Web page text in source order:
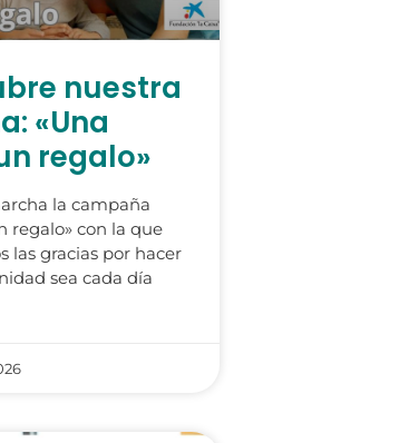
nuestra
«Una
regalo»
la campaña
regalo» con la que
las gracias por hacer
sea cada día